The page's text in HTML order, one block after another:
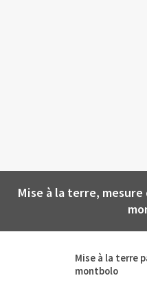
Mise à la terre,
Mise à la terre
montbolo